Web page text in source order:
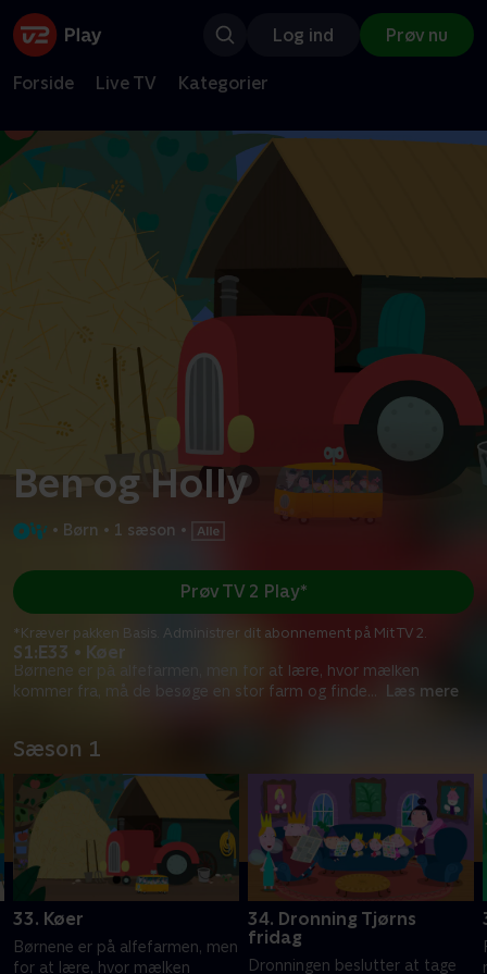
Log ind Prøv nu
Forside Live TV Kategorier
Ben og Holly
• Børn • 1 sæson •
S1:E33 • Køer
Børnene er på alfefarmen, men for at lære, hvor mælken
kommer fra, må de besøge en stor farm og finde... Læs mere
Prøv TV 2 Play*
*Kræver pakken Basis. Administrer dit abonnement på Mit TV 2.
Sæson 1
33. Køer
Børnene er på alfefarmen, men
for at lære, hvor mælken
34. Dronning Tjørns
fridag
Dronningen beslutter at tage